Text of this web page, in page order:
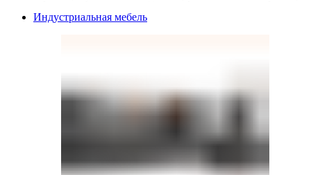
Индустриальная мебель